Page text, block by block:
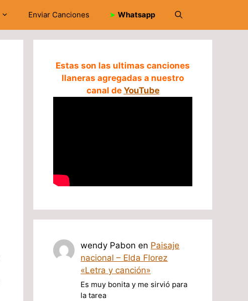
Enviar Canciones ➤ Whatsapp
Estas son las ultimas canciones
llaneras agregadas a nuestro
canal de YouTube
wendy Pabon en Paisaje
nacional – Elda Florez
«Letra y canción»
Es muy bonita y me sirvió para
la tarea